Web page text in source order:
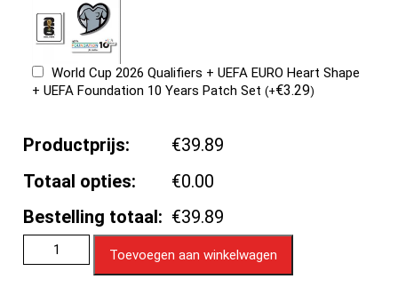
World Cup 2026 Qualifiers + UEFA EURO Heart Shape
+ UEFA Foundation 10 Years Patch Set(+€3.29)
Productprijs:
€39.89
Totaal opties:
€0.00
Bestelling totaal: €39.89
Toevoegen aan winkelwagen